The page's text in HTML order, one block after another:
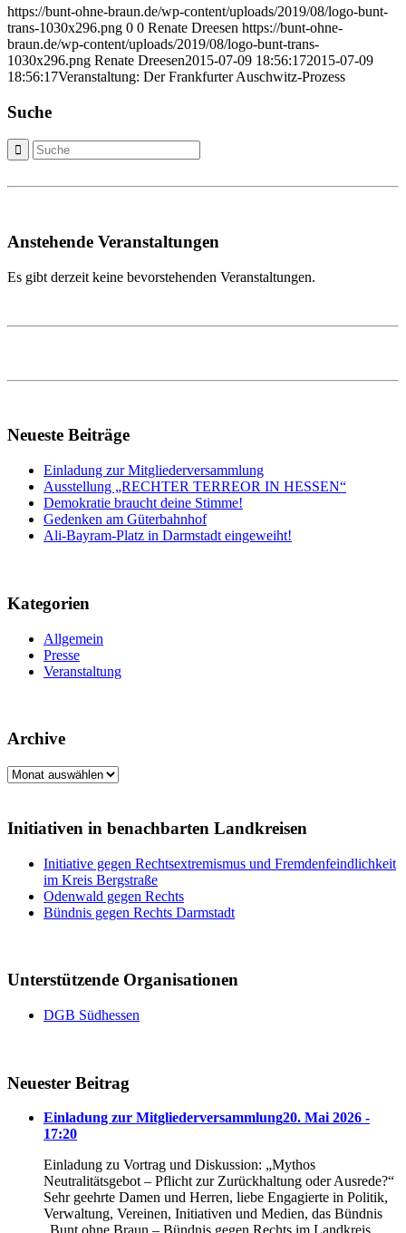
https://bunt-ohne-braun.de/wp-content/uploads/2019/08/logo-bunt-
trans-1030x296.png 0 0 Renate Dreesen https://bunt-ohne-
braun.de/wp-content/uploads/2019/08/logo-bunt-trans-
1030x296.png Renate Dreesen2015-07-09 18:56:172015-07-09
18:56:17Veranstaltung: Der Frankfurter Auschwitz-Prozess
Suche
Anstehende Veranstaltungen
Es gibt derzeit keine bevorstehenden Veranstaltungen.
Neueste Beiträge
Einladung zur Mitgliederversammlung
Ausstellung „RECHTER TERREOR IN HESSEN“
Demokratie braucht deine Stimme!
Gedenken am Güterbahnhof
Ali-Bayram-Platz in Darmstadt eingeweiht!
Kategorien
Allgemein
Presse
Veranstaltung
Archive
Archive
Initiativen in benachbarten Landkreisen
Initiative gegen Rechtsextremismus und Fremdenfeindlichkeit
im Kreis Bergstraße
Odenwald gegen Rechts
Bündnis gegen Rechts Darmstadt
Unterstützende Organisationen
DGB Südhessen
Neuester Beitrag
Einladung zur Mitgliederversammlung20. Mai 2026 -
17:20
Einladung zu Vortrag und Diskussion: „Mythos
Neutralitätsgebot – Pflicht zur Zurückhaltung oder Ausrede?“
Sehr geehrte Damen und Herren, liebe Engagierte in Politik,
Verwaltung, Vereinen, Initiativen und Medien, das Bündnis